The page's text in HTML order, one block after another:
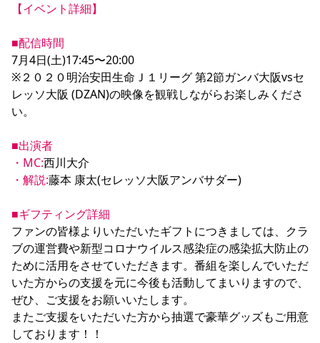
【イベント詳細】
■配信時間
7月4日(土)17:45〜20:00
※２０２０明治安田生命Ｊ１リーグ 第2節ガンバ大阪vsセ
レッソ大阪 (DZAN)の映像を観戦しながらお楽しみくださ
い。
■出演者
・MC:
・解説:藤本 康太(セレッソ大阪アンバサダー)
■ギフティング詳細
ファンの皆様よりいただいたギフトにつきましては、クラ
ブの運営費や新型コロナウイルス感染症の感染拡大防止の
ために活用をさせていただきます。番組を楽しんでいただ
いた方からの支援を元に今後も活動してまいりますので、
ぜひ、ご支援をお願いいたします。
またご支援をいただいた方から抽選で豪華グッズもご用意
しております！！